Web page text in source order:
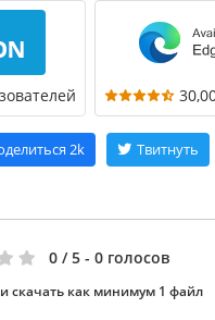
2k Твитнуть
0 / 5 - 0 голосов
скачать как минимум 1 файл